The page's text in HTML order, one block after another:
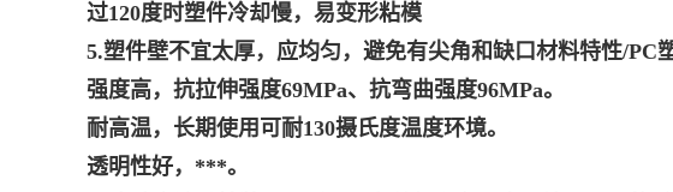
过120度时塑件冷却慢，易变形粘模
5.塑件壁不宜太厚，应均匀，避免有尖角和缺口材料特性/PC
强度高，抗拉伸强度69MPa、抗弯曲强度96MPa。
耐高温，长期使用可耐130摄氏度温度环境。
透明性好，***。